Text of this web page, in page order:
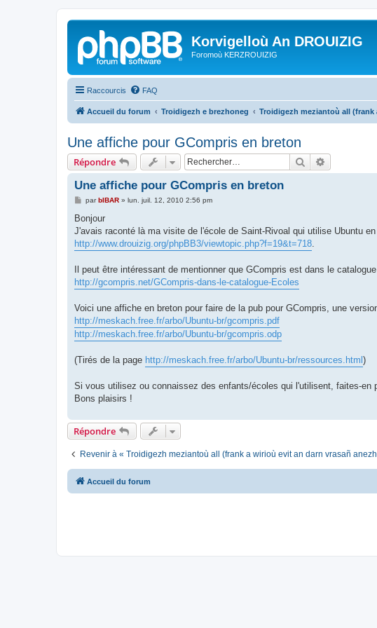
Korvigelloù An DROUIZIG
Foromoù KERZROUIZIG
Raccourcis FAQ
Accueil du forum Troidigezh e brezhoneg Troidigezh meziantoù all (frank
Une affiche pour GCompris en breton
Répondre Rechercher
Une affiche pour GCompris en breton
M
s
a
g
e
parbIBAR» lun. juil. 12, 2010 2:56 pm
Bonjour
J'avais raconté là ma visite de l'école de Saint-Rivoal qui utilise Ubuntu en
http://www.drouizig.org/phpBB3/viewtopic.php?f=19&t=718
Il peut être intéressant de mentionner que GCompris est dans le
http://gcompris.net/GCompris-dans-le-catalogue-Ecoles
Voici une affiche en breton pour faire de la pub pour GCompris, une
http://meskach.free.fr/arbo/Ubuntu-br/gcompris.pdf
http://meskach.free.fr/arbo/Ubuntu-br/gcompris.odp
(Tirés de la page http://meskach.free.fr/arbo/Ubuntu-br/ressources.html)
Si vous utilisez ou connaissez des enfants/écoles qui l'utilisent, faites-en
Bons plaisirs !
Répondre
Revenir à « Troidigezh meziantoù all (frank a wirioù evit an darn vrasañ
Accueil du forum